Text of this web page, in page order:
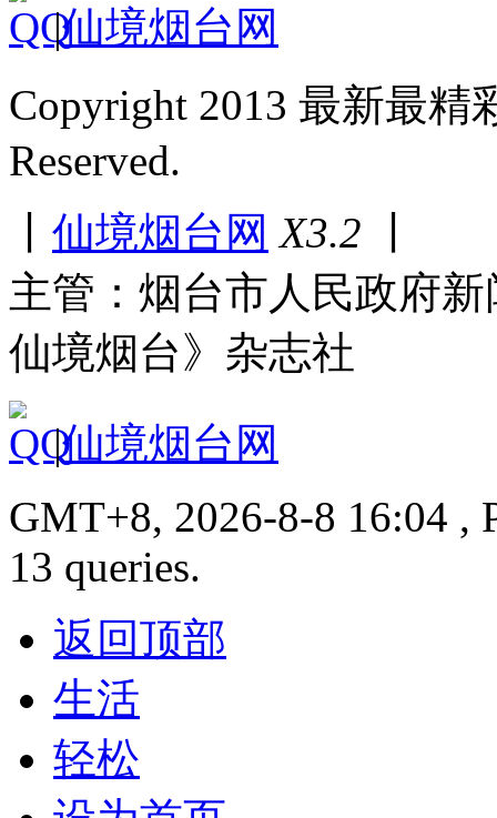
|仙境烟台网
Copyright 2013 最新最
Reserved.
仙境烟台网 X3.2
主管：烟台市人民政府
仙境烟台》杂志社
|仙境烟台网
GMT+8, 2026-8-8 16:04 ,
13 queries.
返回顶部
生活
轻松